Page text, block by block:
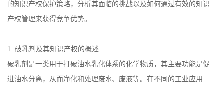
的知识产权保护策略，分析其面临的挑战以及如何通过有效的知识
产权管理来获得竞争优势。
1. 破乳剂及其知识产权的概述
破乳剂是一类用于打破油水乳化体系的化学物质，其主要功能是促
进油水分离，从而净化和处理废水、废液等。在不同的工业应用